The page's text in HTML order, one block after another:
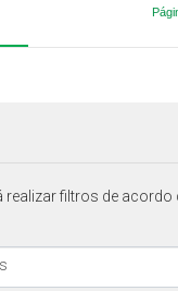
realizar filtros de acordo